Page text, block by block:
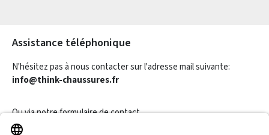
Assistance téléphonique
N'hésitez pas à nous contacter sur l'adresse mail suivante:
info@think-chaussures.fr
Ou via notreformulaire de contact.